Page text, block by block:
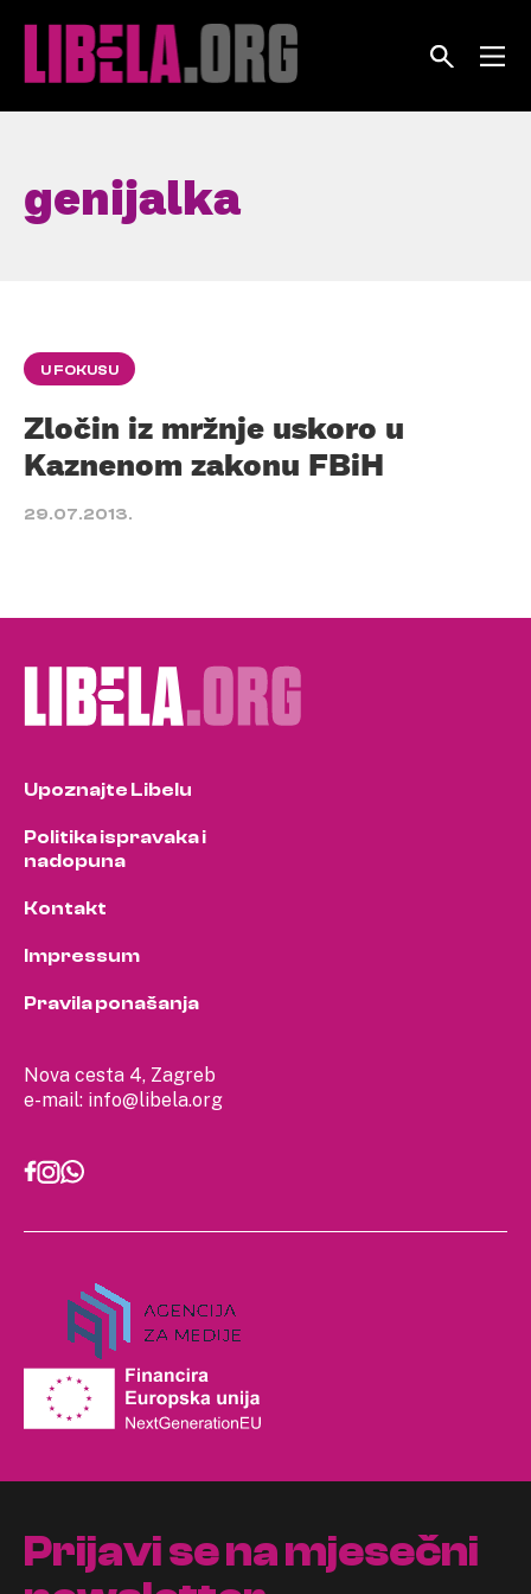
genijalka
U FOKUSU
Zločin iz mržnje uskoro u
Kaznenom zakonu FBiH
29.07.2013.
Nova cesta 4, Zagreb
e-mail: info@libela.org
Upoznajte Libelu
Politika ispravaka i
nadopuna
Kontakt
Impressum
Pravila ponašanja
Prijavi se na mjesečni